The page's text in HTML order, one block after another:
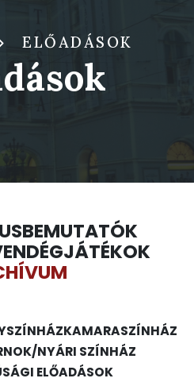
ELŐADÁSOK
BEMUTATÓK
KAMARASZÍNHÁZ
NYÁRI SZÍNHÁZ
ELŐADÁSOK